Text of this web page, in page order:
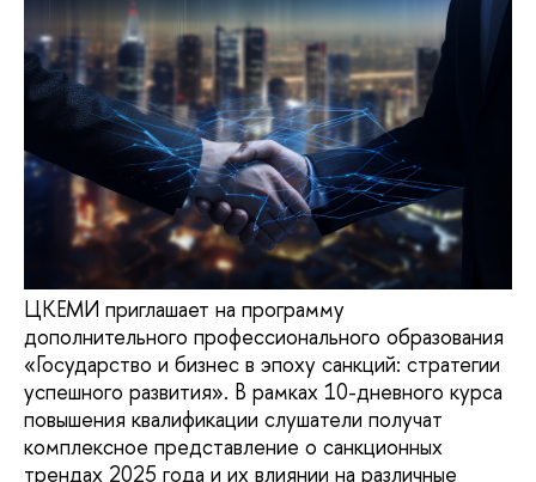
ЦКЕМИ приглашает на программу
дополнительного профессионального образования
«Государство и бизнес в эпоху санкций: стратегии
успешного развития». В рамках 10-дневного курса
повышения квалификации слушатели получат
комплексное представление о санкционных
трендах 2025 года и их влиянии на различные